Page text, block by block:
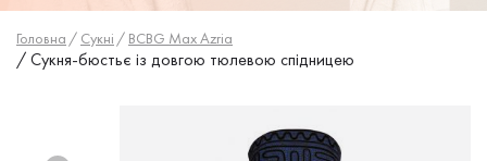
Головна / Сукнi / BCBG Max Azria
/Сукня-бюстьє із довгою тюлевою спідницею